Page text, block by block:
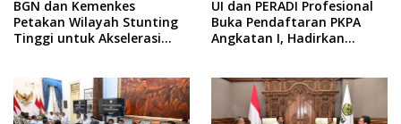
BGN dan Kemenkes
Petakan Wilayah Stunting
Tinggi untuk Akselerasi
UI dan PERADI Profesional
Buka Pendaftaran PKPA
Angkatan I, Hadirkan